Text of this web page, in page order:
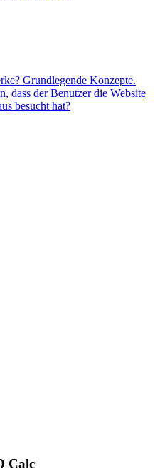
Grundlegende Konzepte.
dass der Benutzer die Website
besucht hat?
Calc